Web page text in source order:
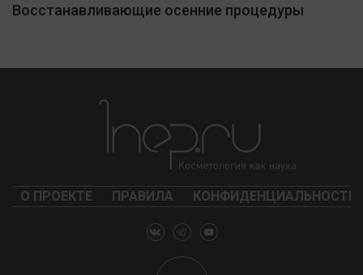
Восстанавливающие осенние процедуры
О ПРОЕКТЕ ПРАВИЛА КОНФИДЕНЦИАЛЬНОСТЬ